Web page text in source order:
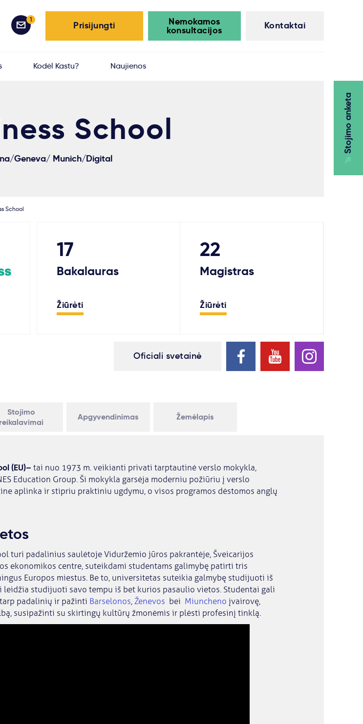
Kontaktai
Nemokamos
konsultacijos
Prisijungti
1
Stojimo anketa
Kodėl Kastu? Naujienos
School
Geneva/ Munich/Digital
School
17
Bakalauras
Žiūrėti
22
Magistras
Žiūrėti
Oficiali svetainė
Stojimo
reikalavimai
Apgyvendinimas Žemėlapis
(EU)–tai nuo 1973 m. veikianti privati tarptautinė verslo mokykla,
Education Group. Ši mokykla garsėja moderniu požiūriu į verslo
aplinka ir stipriu praktiniu ugdymu, o visos programos dėstomos anglų
turi padalinius saulėtoje Viduržemio jūros pakrantėje, Šveicarijos
ekonomikos centre, suteikdami studentams galimybę patirti tris
Europos miestus. Be to, universitetas suteikia galmybę studijuoti iš
leidžia studijuoti savo tempu iš bet kurios pasaulio vietos. Studentai gali
padalinių ir pažinti Barselonos,Ženevos bei Miuncheno įvairovę,
susipažinti su skirtingų kultūrų žmonėmis ir plėsti profesinį tinklą.